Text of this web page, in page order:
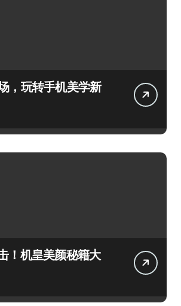
，玩转手机美学新
！机皇美颜秘籍大